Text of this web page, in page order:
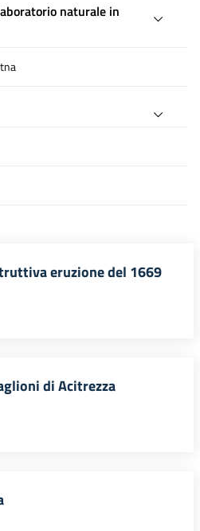
naturale in
eruzione del 1669
di Acitrezza